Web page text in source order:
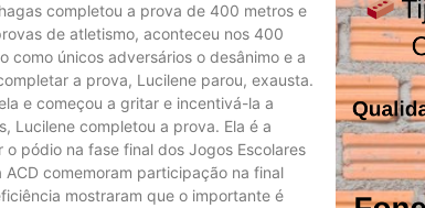
completou a prova de 400 metros e
de atletismo, aconteceu nos 400
como únicos adversários o desânimo e a
a prova, Lucilene parou, exausta.
e começou a gritar e incentivá-la a
Lucilene completou a prova. Ela é a
pódio na fase final dos Jogos Escolares
comemoram participação na final
mostraram que o importante é